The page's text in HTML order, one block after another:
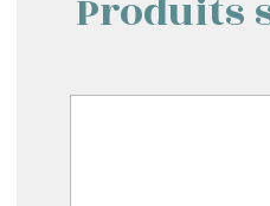
Produits